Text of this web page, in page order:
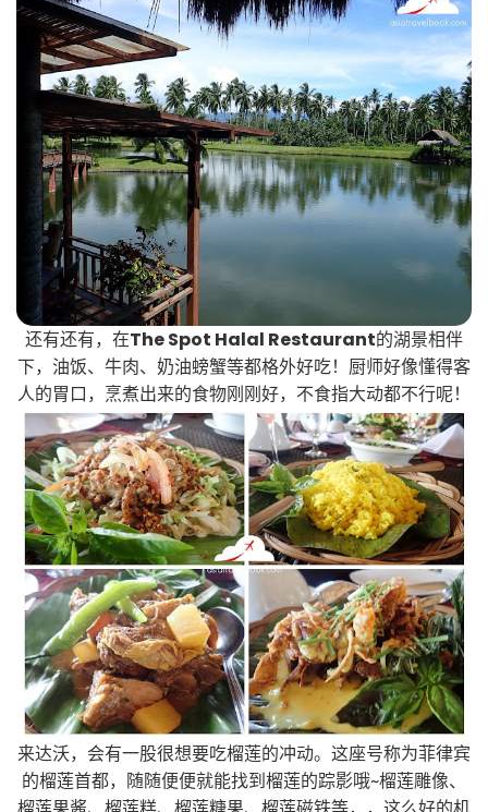
还有还有，在The Spot Halal Restaurant的湖景相伴
下，油饭、牛肉、奶油螃蟹等都格外好吃！厨师好像懂得客
人的胃口，烹煮出来的食物刚刚好，不食指大动都不行呢！
来达沃，会有一股很想要吃榴莲的冲动。这座号称为菲律宾
的榴莲首都，随随便便就能找到榴莲的踪影哦~榴莲雕像、